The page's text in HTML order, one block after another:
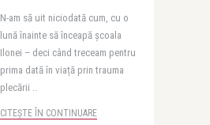
N-am să uit niciodată cum, cu o
lună înainte să înceapă școala
Ilonei – deci când treceam pentru
prima dată în viață prin trauma
plecării ..
CITEȘTE ÎN CONTINUARE